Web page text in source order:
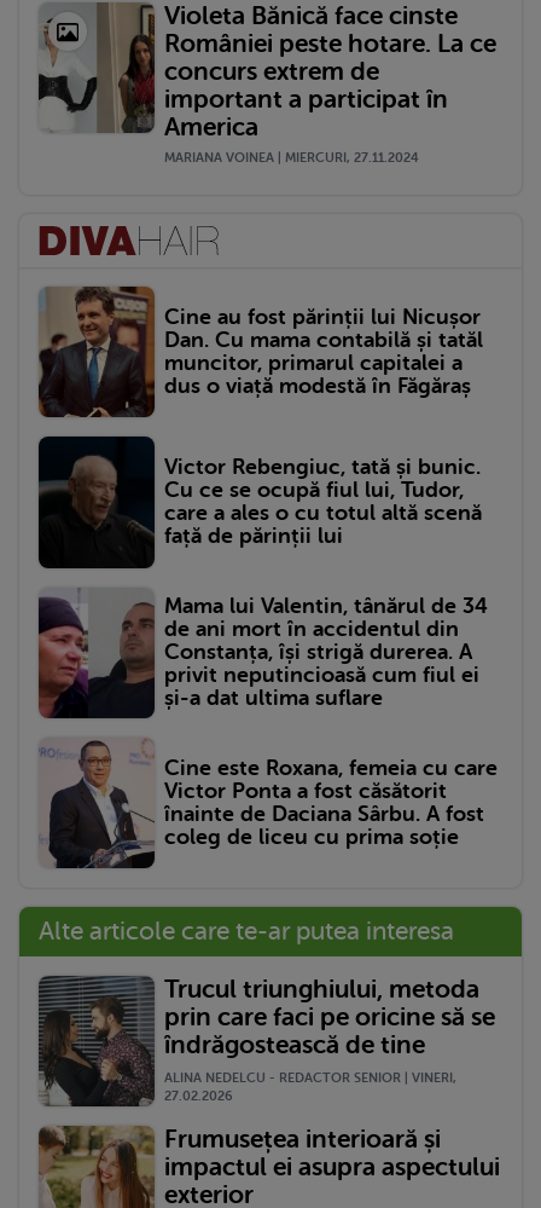
Violeta Bănică face cinste
României peste hotare. La ce
concurs extrem de
important a participat în
America
MARIANA VOINEA | MIERCURI, 27.11.2024
Cine au fost părinții lui Nicușor
Dan. Cu mama contabilă și tatăl
muncitor, primarul capitalei a
dus o viață modestă în Făgăraș
Victor Rebengiuc, tată și bunic.
Cu ce se ocupă fiul lui, Tudor,
care a ales o cu totul altă scenă
față de părinții lui
Mama lui Valentin, tânărul de 34
de ani mort în accidentul din
Constanța, își strigă durerea. A
privit neputincioasă cum fiul ei
și-a dat ultima suflare
Cine este Roxana, femeia cu care
Victor Ponta a fost căsătorit
înainte de Daciana Sârbu. A fost
coleg de liceu cu prima soție
Alte articole care te-ar putea interesa
Trucul triunghiului, metoda
prin care faci pe oricine să se
îndrăgostească de tine
ALINA NEDELCU - REDACTOR SENIOR | VINERI,
27.02.2026
Frumusețea interioară și
impactul ei asupra aspectului
exterior